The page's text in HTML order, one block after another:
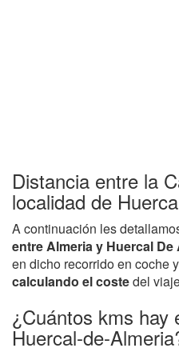
Distancia entre la
localidad de
A continuación les
entre Almeria y Huercal De
en dicho recorrido en coche
calculando el costedel
¿Cuántos kms hay
Huercal-de-